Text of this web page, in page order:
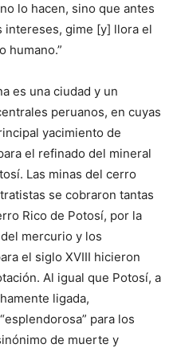
lo hacen, sino que antes
intereses, gime [y] llora el
humano.”
es una ciudad y un
peruanos, en cuyas
yacimiento de
el refinado del mineral
Las minas del cerro
se cobraron tantas
Rico de Potosí, por la
mercurio y los
el siglo XVIII hicieron
Al igual que Potosí, a
ligada,
para los
de muerte y